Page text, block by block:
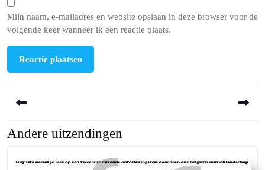
Mijn naam, e-mailadres en website opslaan in deze browser voor de
volgende keer wanneer ik een reactie plaats.
Previous
Andere uitzendingen